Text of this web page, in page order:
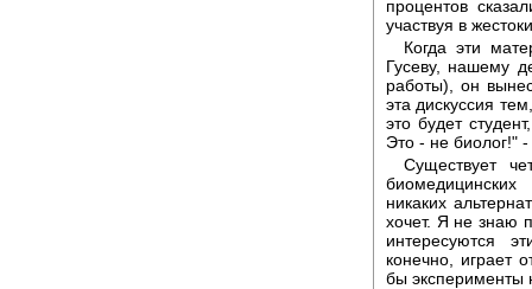
процентов
участвуя в
Когда эти
Гусеву, нашему
работы), он
эта дискуссия
это будет
Это - не биолог!"
Существует
никаких
хочет. Я не знаю
интересуются
конечно, играет
бы эксперименты